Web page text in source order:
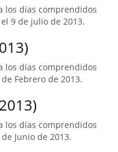
los días comprendidos
9 de julio de 2013.
los días comprendidos
Febrero de 2013.
los días comprendidos
Junio de 2013.